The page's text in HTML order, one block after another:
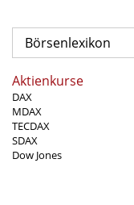
Börsenlexikon
Aktienkurse
DAX
MDAX
TECDAX
SDAX
Dow Jones